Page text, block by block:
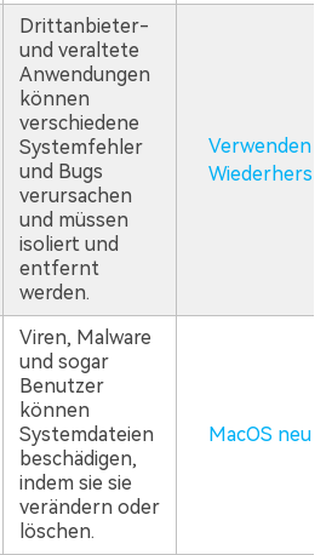
Drittanbieter-
und veraltete
Anwendungen
können
verschiedene
Systemfehler
und Bugs
verursachen
und müssen
isoliert und
entfernt
werden.
Verwenden
Viren, Malware
und sogar
Benutzer
können
Systemdateien
beschädigen,
indem sie sie
verändern oder
löschen.
MacOS neu